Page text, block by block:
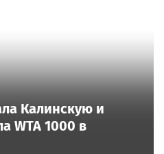
Калинскую и
WTA 1000 в